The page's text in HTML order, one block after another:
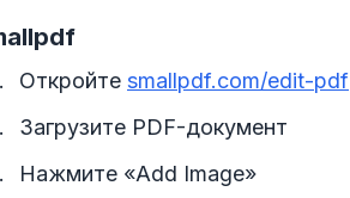
Откройте smallpdf.com/edit-pdf
Загрузите PDF-документ
Нажмите «Add Image»